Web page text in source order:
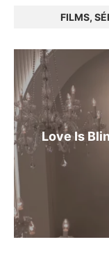
FILMS,
Love Is